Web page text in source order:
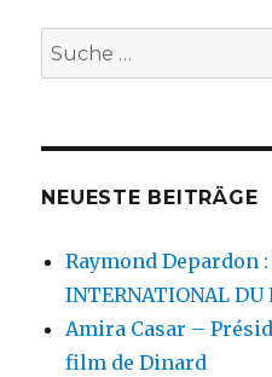
Suche
nach:
NEUESTE BEITRÄGE
Raymond Depardon :
INTERNATIONAL DU
Amira Casar –
film de Dinard